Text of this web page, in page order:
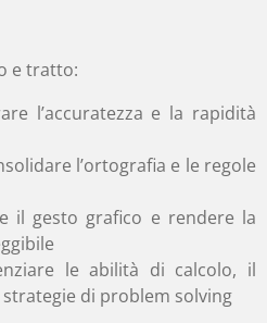
e tratto:
l’accuratezza e la rapidità
l’ortografia e le regole
il gesto grafico e rendere la
le abilità di calcolo, il
di problem solving